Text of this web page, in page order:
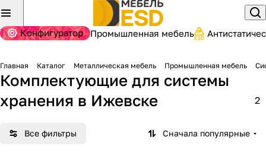
Конфигуратор Промышленная мебель
Главная Каталог Металлическая мебель Промышленная мебель
Комплектующие для системы
хранения в Ижевске 2
Все фильтры Сначала популярные